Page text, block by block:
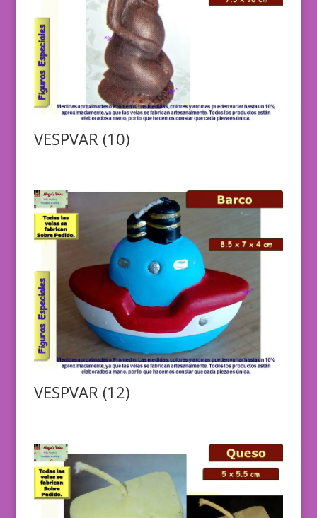
VESPVAR (10)
VESPVAR (12)